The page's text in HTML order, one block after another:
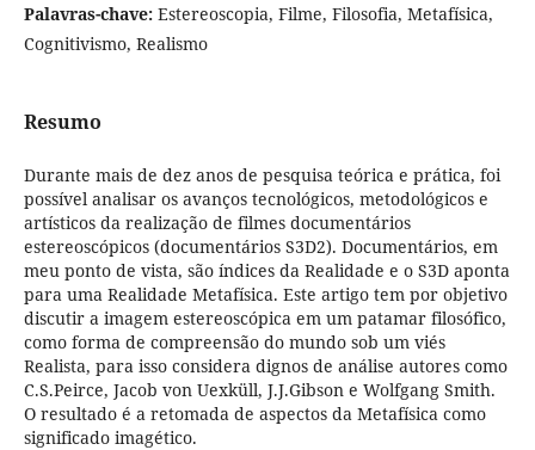
Palavras-chave: Estereoscopia, Filme, Filosofia, Metafísica,
Cognitivismo, Realismo
Resumo
Durante mais de dez anos de pesquisa teórica e prática, foi
possível analisar os avanços tecnológicos, metodológicos e
artísticos da realização de filmes documentários
estereoscópicos (documentários S3D2). Documentários, em
meu ponto de vista, são índices da Realidade e o S3D aponta
para uma Realidade Metafísica. Este artigo tem por objetivo
discutir a imagem estereoscópica em um patamar filosófico,
como forma de compreensão do mundo sob um viés
Realista, para isso considera dignos de análise autores como
C.S.Peirce, Jacob von Uexküll, J.J.Gibson e Wolfgang Smith.
O resultado é a retomada de aspectos da Metafísica como
significado imagético.